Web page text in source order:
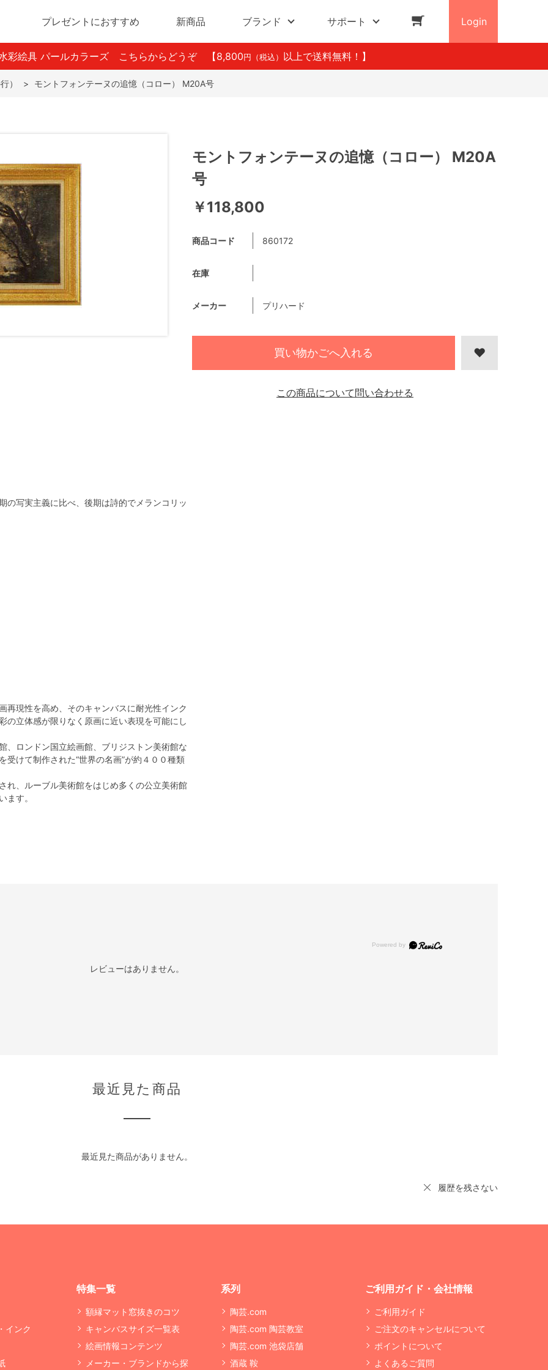
プレゼントにおすすめ 新商品 ブランド サポート Login
彩絵具 パールカラーズ こちらからどうぞ 【8,800 円（税込） 以上で送料無料！】
） > モントフォンテーヌの追憶（コロー） M20A号
の写実主義に比べ、後期は詩的でメランコリッ
再現性を高め、そのキャンバスに耐光性インク
の立体感が限りなく原画に近い表現を可能にし
、ロンドン国立絵画館、ブリジストン美術館な
けて制作された“世界の名画”が約４００種類
れ、ルーブル美術館をはじめ多くの公立美術館
ます。
モントフォンテーヌの追憶（コロー） M20A
号
￥118,800
商品コード 860172
在庫
メーカー プリハード
買い物かごへ入れる
この商品について問い合わせる
レビューはありません。
最近見た商品
最近見た商品がありません。
履歴を残さない
インク
特集一覧
額縁マット窓抜きのコツ
キャンバスサイズ一覧表
絵画情報コンテンツ
メーカー・ブランドから探
系列
陶芸.com
陶芸.com 陶芸教室
陶芸.com 池袋店舗
酒蔵 鞍
ご利用ガイド・会社情報
ご利用ガイド
ご注文のキャンセルについて
ポイントについて
よくあるご質問